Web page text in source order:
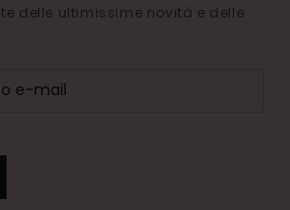
delle ultimissime novità e delle